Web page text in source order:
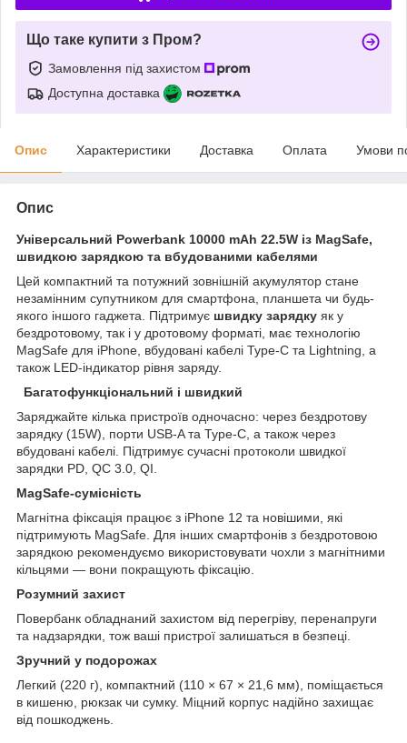
Що таке купити з Пром?
Замовлення під захистом
Доступна доставка
Опис Характеристики Доставка Оплата Умови
Опис
Універсальний Powerbank 10000 mAh 22.5W із MagSafe,
швидкою зарядкою та вбудованими кабелями
Цей компактний та потужний зовнішній акумулятор стане
незамінним супутником для смартфона, планшета чи будь-
якого іншого гаджета. Підтримує швидку зарядку як у
бездротовому, так і у дротовому форматі, має технологію
MagSafe для iPhone, вбудовані кабелі Type-C та Lightning, а
також LED-індикатор рівня заряду.
Багатофункціональний і швидкий
Заряджайте кілька пристроїв одночасно: через бездротову
зарядку (15W), порти USB-A та Type-C, а також через
вбудовані кабелі. Підтримує сучасні протоколи швидкої
зарядки PD, QC 3.0, QI.
MagSafe-сумісність
Магнітна фіксація працює з iPhone 12 та новішими, які
підтримують MagSafe. Для інших смартфонів з бездротовою
зарядкою рекомендуємо використовувати чохли з магнітними
кільцями — вони покращують фіксацію.
Розумний захист
Повербанк обладнаний захистом від перегріву, перенапруги
та надзарядки, тож ваші пристрої залишаться в безпеці.
Зручний у подорожах
Легкий (220 г), компактний (110 × 67 × 21,6 мм), поміщається
в кишеню, рюкзак чи сумку. Міцний корпус надійно захищає
від пошкоджень.